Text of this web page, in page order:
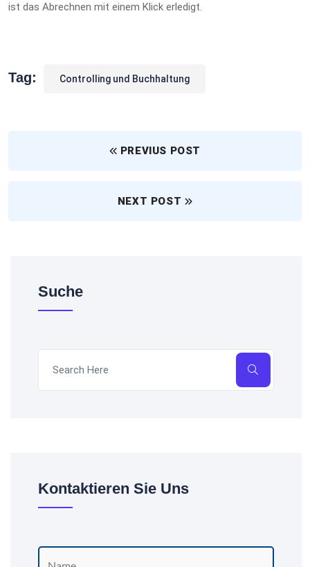
ist das Abrechnen mit einem Klick erledigt.
Tag: Controlling und Buchhaltung
PREVIUS POST
NEXT POST
Suche
Kontaktieren Sie Uns